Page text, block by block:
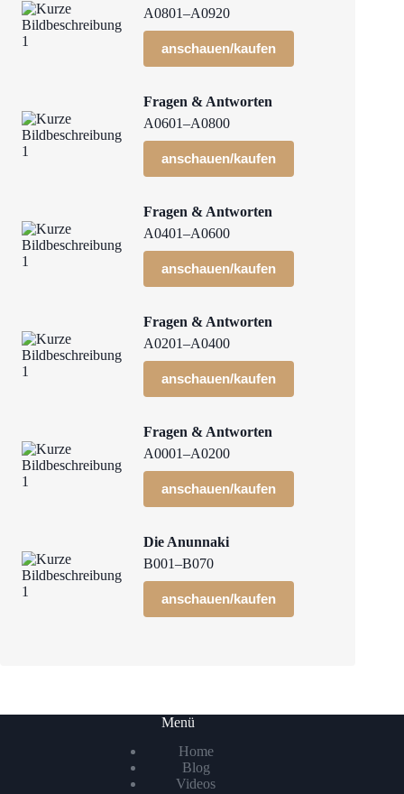
A0801–A0920
anschauen/kaufen
Fragen & Antworten
A0601–A0800
anschauen/kaufen
Fragen & Antworten
A0401–A0600
anschauen/kaufen
Fragen & Antworten
A0201–A0400
anschauen/kaufen
Fragen & Antworten
A0001–A0200
anschauen/kaufen
Die Anunnaki
B001–B070
anschauen/kaufen
Menü
Home
Blog
Videos